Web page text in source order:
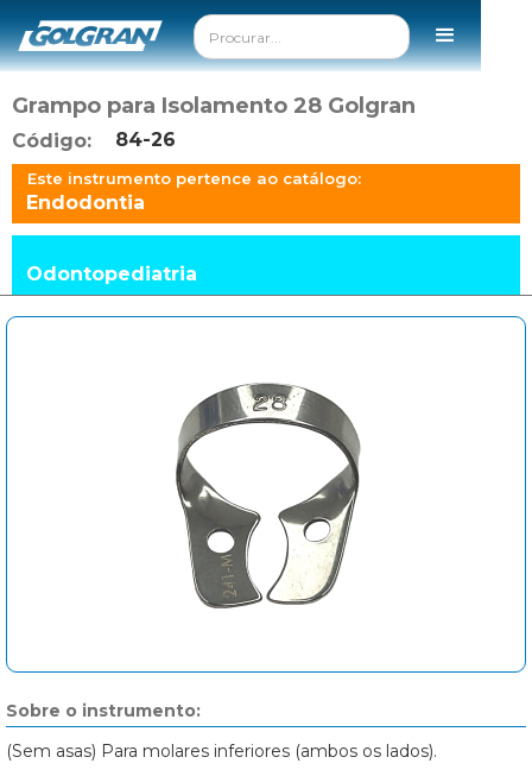
Grampo para Isolamento 28 Golgran
Código: 84-26
Este instrumento pertence ao catálogo:
Endodontia
Odontopediatria
Sobre o instrumento:
(Sem asas) Para molares inferiores (ambos os lados).